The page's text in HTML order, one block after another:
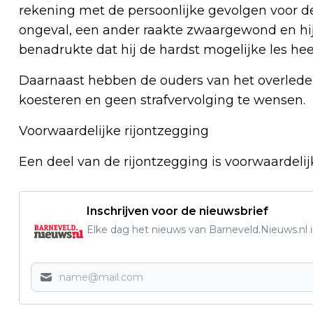
rekening met de persoonlijke gevolgen voor
ongeval, een ander raakte zwaargewond en
benadrukte dat hij de hardst mogelijke les
Daarnaast hebben de ouders van het
koesteren en geen strafvervolging te wensen.
Voorwaardelijke rijontzegging
Een deel van de rijontzegging is
Inschrijven voor de nieuwsbrief
Elke dag het nieuws van Barneveld.Nieuws.nl